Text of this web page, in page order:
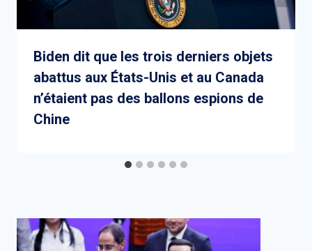
Biden dit que les trois derniers objets
abattus aux États-Unis et au Canada
n’étaient pas des ballons espions de
Chine